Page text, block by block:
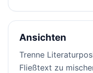
Ansichten
Trenne
Fließtext zu